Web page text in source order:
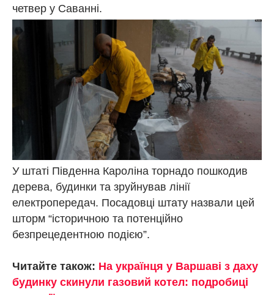
четвер у Саванні.
У штаті Південна Кароліна торнадо пошкодив
дерева, будинки та зруйнував лінії
електропередач. Посадовці штату назвали цей
шторм “історичною та потенційно
безпрецедентною подією”.
Читайте також: На українця у Варшаві з даху
будинку скинули газовий котел: подробиці